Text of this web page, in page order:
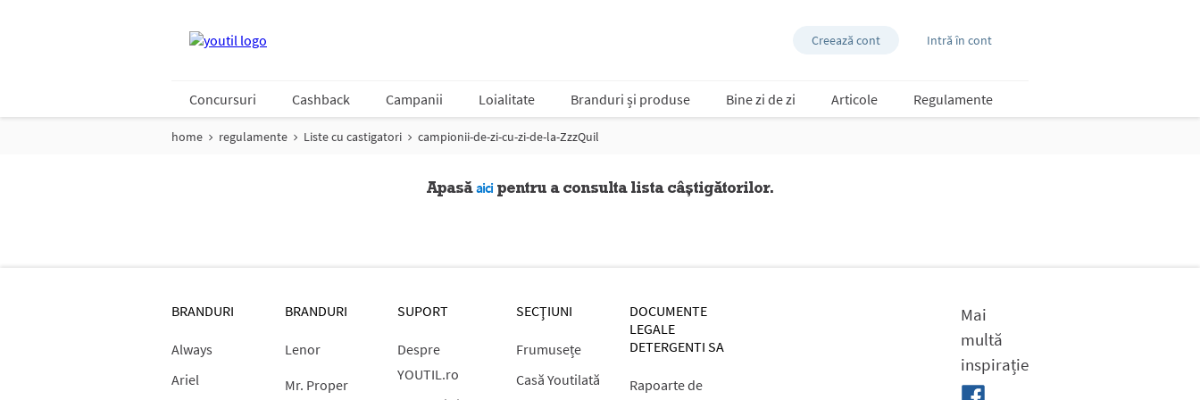
Creează cont Intră în cont
Concursuri Cashback Campanii Loialitate Branduri și produse Bine zi de zi Articole Regulamente
home regulamente Liste cu castigatori campionii-de-zi-cu-zi-de-la-ZzzQuil
Apasăaicipentru a consulta lista câștigătorilor.
BRANDURI
Always
Ariel
BRANDURI
Lenor
Mr. Proper
SUPORT
Despre
YOUTIL.ro
SECŢIUNI
Frumusețe
Casă Youtilată
DOCUMENTE
LEGALE
DETERGENTI SA
Rapoarte de
Mai
multă
inspirație